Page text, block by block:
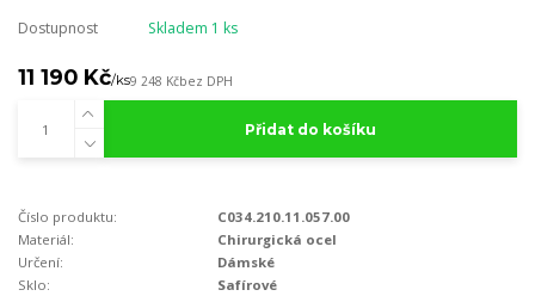
Dostupnost Skladem 1 ks
11 190 Kč/ks9 248 Kčbez DPH
Přidat do košíku
Číslo produktu:
C034.210.11.057.00
Materiál:
Chirurgická ocel
Určení:
Dámské
Sklo:
Safírové